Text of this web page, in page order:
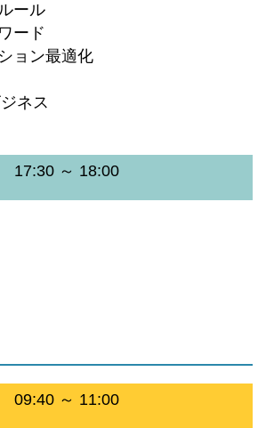
ール
ード
ョン最適化
ネス
17:30 ～ 18:00
09:40 ～ 11:00